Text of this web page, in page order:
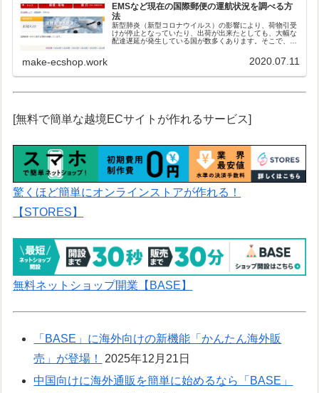
EMSなど現在の国際郵便の運航状況を調べる方
法
新型肺炎（新型コロナウイルス）の影響により、荷物引受
けが停止となっていたり、出荷が出来たとしても、大幅な
配達遅延が発生している国が数多くあります。そこで、
make-ecshop.work 2020.07.11
[無料で簡単な越境ECサイトが作れるサービス]
驚くほど簡単にオンラインストアが作れる！
【STORES】
無料ネットショップ開業【BASE】
「BASE」に海外向けの新機能「かんたん海外販
売」が登場！
2025年12月21日
中国向けに海外通販を簡単に始めるなら「BASE」